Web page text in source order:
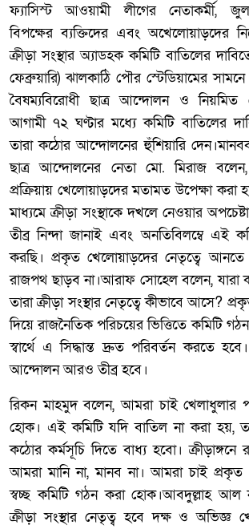
ফ্যাসিস্ট আওয়ামী লীগের নেতাকর্মী,
বিপক্ষের ব্যক্তিদের এবং অখেলোয়াড়দের
ক্রীড়া সংস্থার অ্যাডহক কমিটি বাতিলের
ফেব্রুয়ারি) ঝালকাঠি পৌর স্টেডিয়ামের
বৈষম্যবিরোধী ছাত্র আন্দোলন ও নিয়মিত
আগামী ৭২ ঘণ্টার মধ্যে কমিটি বাতিলের
তারা কঠোর আন্দোলনের হুঁশিয়ারি
ছাত্র আন্দোলনের নেতা মো. মিরাজ
প্রক্রিয়ায় খেলোয়াড়দের মতামত উপেক্ষা করা
মাধ্যমে ক্রীড়া সংস্থাকে দখলে নেওয়ার
তীব্র নিন্দা জানাই এবং অনতিবিলম্বে এই
করছি। প্রকৃত খেলোয়াড়দের নেতৃত্বে
রাজপথ ছাড়ব না।আরাফ সোহেল বলেন, যারা
তারা ক্রীড়া সংস্থার নেতৃত্বে কীভাবে আসে?
দিয়ে রাজনৈতিক পরিচয়ের ভিত্তিতে কমিটি
স্বার্থে এ সিদ্ধান্ত দ্রুত পরিবর্তন করতে
আন্দোলন আরও তীব্র হবে।
রিকন মাহমুদ বলেন, আমরা চাই খেলাধুলার
হোক। এই কমিটি যদি বাতিল না করা হয়,
কঠোর কর্মসূচি দিতে বাধ্য হবো। ক্রীড়াঙ্গনে
আমরা মানি না, মানব না। আমরা চাই প্রকৃত
স্বচ্ছ কমিটি গঠন করা হোক।আবদুল্লাহ আল
ক্রীড়া সংস্থার নেতৃত্ব হবে দক্ষ ও অভিজ্ঞ